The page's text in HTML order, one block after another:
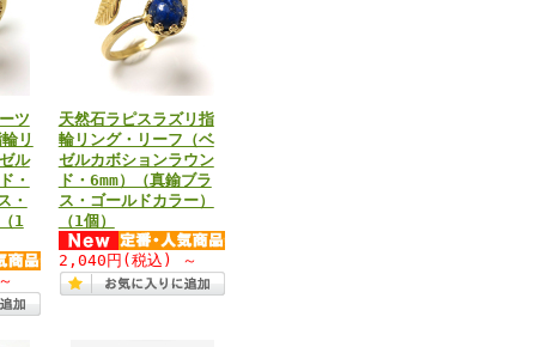
ツ
リ
ル
・
・
1
～
天然石ラピスラズリ指
輪リング・リーフ（ベ
ゼルカボションラウン
ド・6mm）（真鍮ブラ
ス・ゴールドカラー）
（1個）
2,040円 (税込) ～